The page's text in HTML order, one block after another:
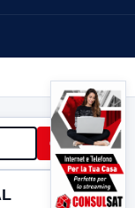
Cerca